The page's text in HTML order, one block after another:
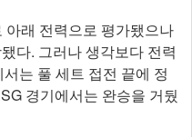
래 전력으로 평가됐으나
다. 그러나 생각보다 전력
는 풀 세트 접전 끝에 정
경기에서는 완승을 거뒀